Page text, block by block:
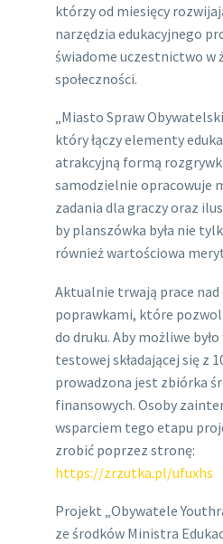
którzy od miesięcy
narzędzia edukacyjnego
świadome uczestnictwo w
społeczności.
„Miasto Spraw
który łączy elementy
atrakcyjną formą
samodzielnie opracowuje
zadania dla graczy oraz
by planszówka była nie
również wartościowa
Aktualnie trwają prace
poprawkami, które
do druku. Aby możliwe
testowej składającej się z
prowadzona jest zbiórka
finansowych. Osoby
wsparciem tego etapu
zrobić poprzez stronę:
https://zrzutka.pl/ufuxhs
Projekt „Obywatele
ze środków Ministra